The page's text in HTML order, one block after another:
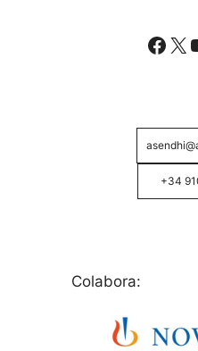
X
+34
Colabora: